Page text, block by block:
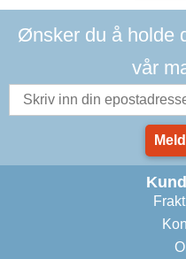
Ønsker du å holde
vår